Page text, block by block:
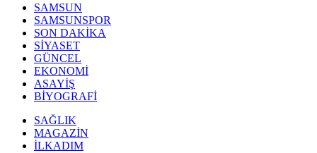
SAMSUN
SAMSUNSPOR
SON DAKİKA
SİYASET
GÜNCEL
EKONOMİ
ASAYİŞ
BİYOGRAFİ
SAĞLIK
MAGAZİN
İLKADIM